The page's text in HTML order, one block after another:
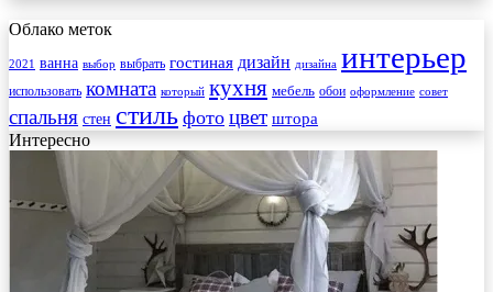
Облако меток
2021 ванна выбор выбрать гостиная дизайн дизайна интерьер
использовать комната который кухня мебель обои оформление совет
спальня стен стиль фото цвет штора
Интересно